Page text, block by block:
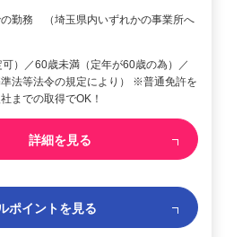
勤務 （埼玉県内いずれかの事業所へ
）／60歳未満（定年が60歳の為）／
法等法令の規定により） ※普通免許を
までの取得でOK！
詳細を見る
ポイントを見る